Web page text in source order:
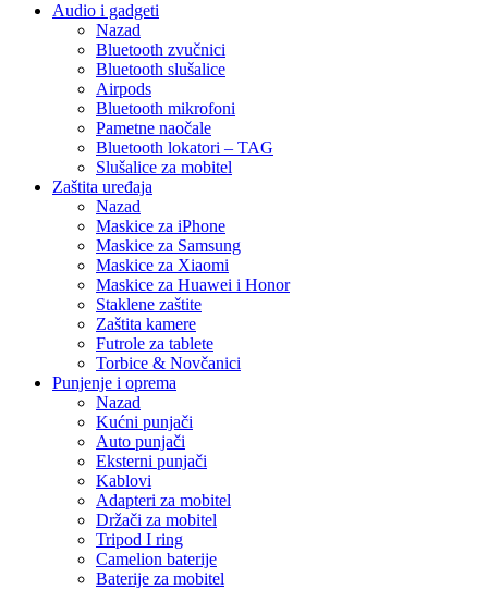
Audio i gadgeti
Nazad
Bluetooth zvučnici
Bluetooth slušalice
Airpods
Bluetooth mikrofoni
Pametne naočale
Bluetooth lokatori – TAG
Slušalice za mobitel
Zaštita uređaja
Nazad
Maskice za iPhone
Maskice za Samsung
Maskice za Xiaomi
Maskice za Huawei i Honor
Staklene zaštite
Zaštita kamere
Futrole za tablete
Torbice & Novčanici
Punjenje i oprema
Nazad
Kućni punjači
Auto punjači
Eksterni punjači
Kablovi
Adapteri za mobitel
Držači za mobitel
Tripod I ring
Camelion baterije
Baterije za mobitel